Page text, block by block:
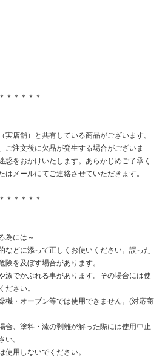
＊＊＊＊＊
店舗）と共有している商品がございます。
ご注文後に欠品が発生する場合がございま
惑をおかけいたします。あらかじめご了承く
メールにてご連絡させていただきます。
＊＊＊＊＊
為には～
などに添って正しくお使いください。誤った
険を及ぼす場合があります。
漆でかぶれる事があります。その場合には使
ださい。
機・オーブン等では使用できません。(対応商
合、塗料・漆の剥離が解った際には使用中止
い。
使用しないでください。